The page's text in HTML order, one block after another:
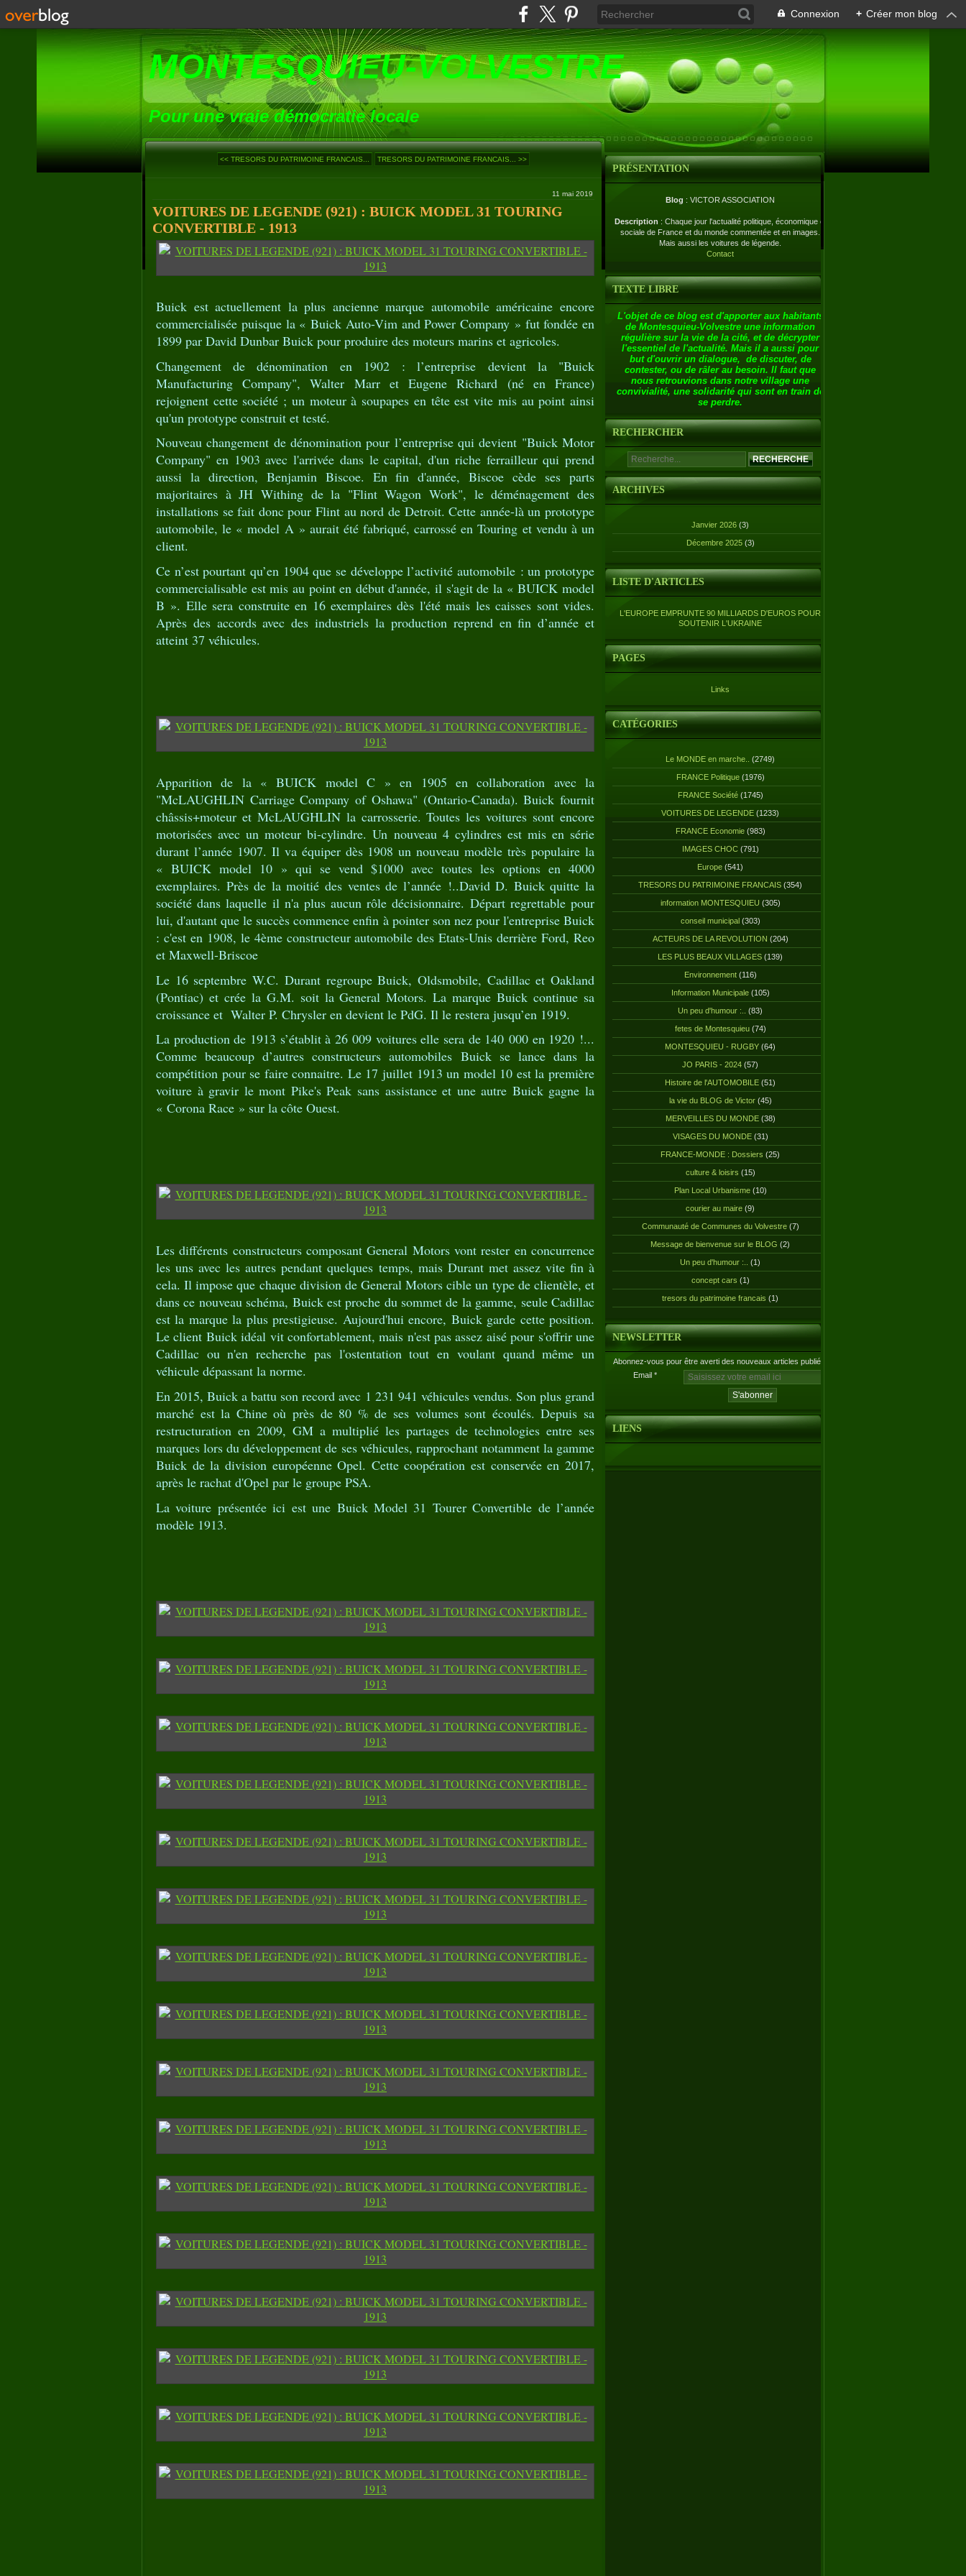
Connexion + Créer mon blog
MONTESQUIEU-VOLVESTRE
Pour une vraie démocratie locale
<< TRESORS DU PATRIMOINE FRANCAIS... TRESORS DU PATRIMOINE FRANCAIS... >>
11 mai 2019
VOITURES DE LEGENDE (921) : BUICK MODEL 31 TOURING
CONVERTIBLE - 1913
Buick est actuellement la plus ancienne marque automobile américaine encore
commercialisée puisque la « Buick Auto-Vim and Power Company » fut fondée en
1899 par David Dunbar Buick pour produire des moteurs marins et agricoles.
Changement de dénomination en 1902 : l’entreprise devient la "Buick
Manufacturing Company", Walter Marr et Eugene Richard (né en France)
rejoignent cette société ; un moteur à soupapes en tête est vite mis au point ainsi
qu'un prototype construit et testé.
Nouveau changement de dénomination pour l’entreprise qui devient "Buick Motor
Company" en 1903 avec l'arrivée dans le capital, d'un riche ferrailleur qui prend
aussi la direction, Benjamin Biscoe. En fin d'année, Biscoe cède ses parts
majoritaires à JH Withing de la "Flint Wagon Work", le déménagement des
installations se fait donc pour Flint au nord de Detroit. Cette année-là un prototype
automobile, le « model A » aurait été fabriqué, carrossé en Touring et vendu à un
client.
Ce n’est pourtant qu’en 1904 que se développe l’activité automobile : un prototype
commercialisable est mis au point en début d'année, il s'agit de la « BUICK model
B ». Elle sera construite en 16 exemplaires dès l'été mais les caisses sont vides.
Après des accords avec des industriels la production reprend en fin d’année et
atteint 37 véhicules.
Apparition de la « BUICK model C » en 1905 en collaboration avec la
"McLAUGHLIN Carriage Company of Oshawa" (Ontario-Canada). Buick fournit
châssis+moteur et McLAUGHLIN la carrosserie. Toutes les voitures sont encore
motorisées avec un moteur bi-cylindre. Un nouveau 4 cylindres est mis en série
durant l’année 1907. Il va équiper dès 1908 un nouveau modèle très populaire la
« BUICK model 10 » qui se vend $1000 avec toutes les options en 4000
exemplaires. Près de la moitié des ventes de l’année !..David D. Buick quitte la
société dans laquelle il n'a plus aucun rôle décisionnaire. Départ regrettable pour
lui, d'autant que le succès commence enfin à pointer son nez pour l'entreprise Buick
: c'est en 1908, le 4ème constructeur automobile des Etats-Unis derrière Ford, Reo
et Maxwell-Briscoe
Le 16 septembre W.C. Durant regroupe Buick, Oldsmobile, Cadillac et Oakland
(Pontiac) et crée la G.M. soit la General Motors. La marque Buick continue sa
croissance et Walter P. Chrysler en devient le PdG. Il le restera jusqu’en 1919.
La production de 1913 s’établit à 26 009 voitures elle sera de 140 000 en 1920 !...
Comme beaucoup d’autres constructeurs automobiles Buick se lance dans la
compétition pour se faire connaitre. Le 17 juillet 1913 un model 10 est la première
voiture à gravir le mont Pike's Peak sans assistance et une autre Buick gagne la
« Corona Race » sur la côte Ouest.
Les différents constructeurs composant General Motors vont rester en concurrence
les uns avec les autres pendant quelques temps, mais Durant met assez vite fin à
cela. Il impose que chaque division de General Motors cible un type de clientèle, et
dans ce nouveau schéma, Buick est proche du sommet de la gamme, seule Cadillac
est la marque la plus prestigieuse. Aujourd'hui encore, Buick garde cette position.
Le client Buick idéal vit confortablement, mais n'est pas assez aisé pour s'offrir une
Cadillac ou n'en recherche pas l'ostentation tout en voulant quand même un
véhicule dépassant la norme.
En 2015, Buick a battu son record avec 1 231 941 véhicules vendus. Son plus grand
marché est la Chine où près de 80 % de ses volumes sont écoulés. Depuis sa
restructuration en 2009, GM a multiplié les partages de technologies entre ses
marques lors du développement de ses véhicules, rapprochant notamment la gamme
Buick de la division européenne Opel. Cette coopération est conservée en 2017,
après le rachat d'Opel par le groupe PSA.
La voiture présentée ici est une Buick Model 31 Tourer Convertible de l’année
modèle 1913.
PRÉSENTATION
Blog : VICTOR ASSOCIATION
Description : Chaque jour l'actualité politique, économique et
sociale de France et du monde commentée et en images.
Mais aussi les voitures de légende.
Contact
TEXTE LIBRE
L'objet de ce blog est d'apporter aux habitants
de Montesquieu-Volvestre une information
régulière sur la vie de la cité, et de décrypter
l'essentiel de l'actualité. Mais il a aussi pour
but d'ouvrir un dialogue, de discuter, de
contester, ou de râler au besoin. Il faut que
nous retrouvions dans notre village une
convivialité, une solidarité qui sont en train de
se perdre.
RECHERCHER
ARCHIVES
Janvier 2026 (3)
Décembre 2025 (3)
LISTE D'ARTICLES
L'EUROPE EMPRUNTE 90 MILLIARDS D'EUROS POUR
SOUTENIR L'UKRAINE
PAGES
Links
CATÉGORIES
Le MONDE en marche.. (2749)
FRANCE Politique(1976)
FRANCE Société(1745)
VOITURES DE LEGENDE (1233)
FRANCE Economie(983)
IMAGES CHOC(791)
Europe (541)
TRESORS DU PATRIMOINE FRANCAIS (354)
information MONTESQUIEU (305)
conseil municipal(303)
ACTEURS DE LA REVOLUTION (204)
LES PLUS BEAUX VILLAGES (139)
Environnement(116)
Information Municipale(105)
Un peu d'humour :.. (83)
fetes de Montesquieu(74)
MONTESQUIEU - RUGBY (64)
JO PARIS - 2024 (57)
Histoire de l'AUTOMOBILE (51)
la vie du BLOG de Victor(45)
MERVEILLES DU MONDE(38)
VISAGES DU MONDE(31)
FRANCE-MONDE : Dossiers (25)
culture & loisirs (15)
Plan Local Urbanisme(10)
courier au maire (9)
Communauté de Communes du Volvestre(7)
Message de bienvenue sur le BLOG (2)
Un peu d'humour :.. (1)
concept cars (1)
tresors du patrimoine francais (1)
NEWSLETTER
Abonnez-vous pour être averti des nouveaux articles publiés.
Email
LIENS